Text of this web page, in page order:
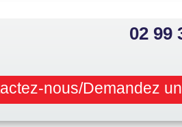
02 99
nous/Demandez